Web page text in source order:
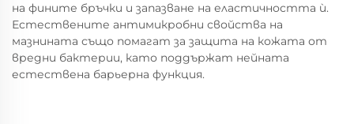
на фините бръчки и запазване на еластичността ѝ.
Естествените антимикробни свойства на
мазнината също помагат за защита на кожата от
вредни бактерии, като поддържат нейната
естествена барьерна функция.